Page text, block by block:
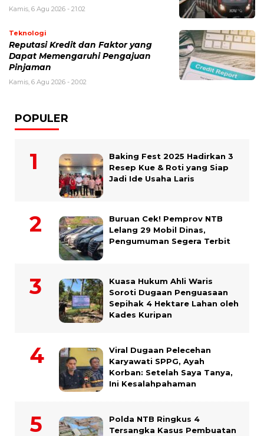
Kamis, 6 Agu 2026 - 21:02
Teknologi
Reputasi Kredit dan Faktor yang
Dapat Memengaruhi Pengajuan
Pinjaman
Kamis, 6 Agu 2026 - 20:02
POPULER
Baking Fest 2025 Hadirkan 3
Resep Kue & Roti yang Siap
Jadi Ide Usaha Laris
Buruan Cek! Pemprov NTB
Lelang 29 Mobil Dinas,
Pengumuman Segera Terbit
Kuasa Hukum Ahli Waris
Soroti Dugaan Penguasaan
Sepihak 4 Hektare Lahan oleh
Kades Kuripan
Viral Dugaan Pelecehan
Karyawati SPPG, Ayah
Korban: Setelah Saya Tanya,
Ini Kesalahpahaman
Polda NTB Ringkus 4
Tersangka Kasus Pembuatan